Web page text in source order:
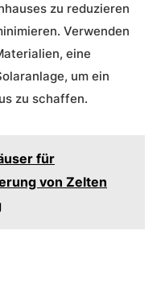
zu reduzieren
Verwenden
eine
um ein
zu schaffen.
für
von Zelten